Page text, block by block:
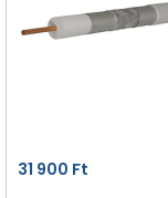
31 900 Ft